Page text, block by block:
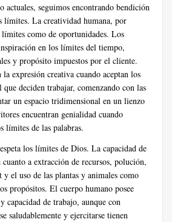
actuales, seguimos encontrando bendición
límites. La creatividad humana, por
como de oportunidades. Los
en los límites del tiempo,
y propósito impuestos por el cliente.
expresión creativa cuando aceptan los
deciden trabajar, comenzando con las
un espacio tridimensional en un lienzo
encuentran genialidad cuando
límites de las palabras.
los límites de Dios. La capacidad de
a extracción de recursos, polución,
el uso de las plantas y animales como
propósitos. El cuerpo humano posee
capacidad de trabajo, aunque con
saludablemente y ejercitarse tienen